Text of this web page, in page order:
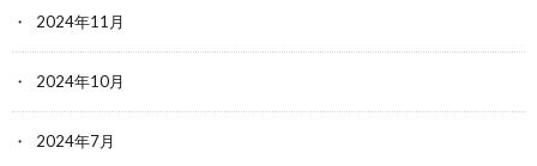
2024年11月
2024年10月
2024年7月